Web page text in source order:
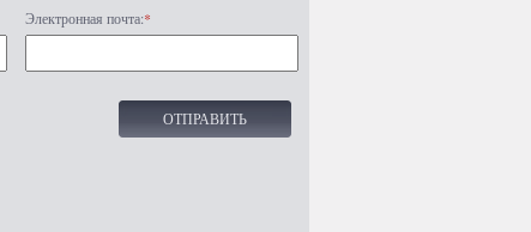
Электронная почта:*